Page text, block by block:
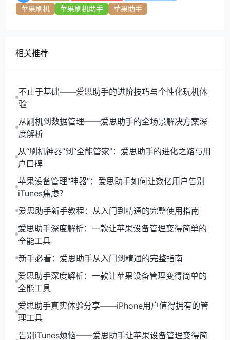
爱思助手的强大功能和便捷操作，使其在手机管理工具
起来，快速下载
的价值。无论是从实用性还是便捷性来看，爱思助手都
是一个值得拥有的工具。快来体验吧，开启你的高效手
机管理之旅！
苹果刷机
苹果刷机助手 苹果助手
相关推荐
不止于基础——爱思助手的进阶技巧与个性化玩机体
验
从刷机到数据管理——爱思助手的全场景解决方案深
度解析
从“刷机神器”到“全能管家”：爱思助手的进化之路与用
户口碑
苹果设备管理“神器”：爱思助手如何让数亿用户告别
iTunes焦虑？
爱思助手新手教程：从入门到精通的完整使用指南
爱思助手深度解析：一款让苹果设备管理变得简单的
全能工具
新手必看：爱思助手从入门到精通的完整指南
爱思助手深度解析：一款让苹果设备管理变得简单的
全能工具
爱思助手真实体验分享——iPhone用户值得拥有的管
理工具
告别iTunes烦恼——爱思助手让苹果设备管理变得简